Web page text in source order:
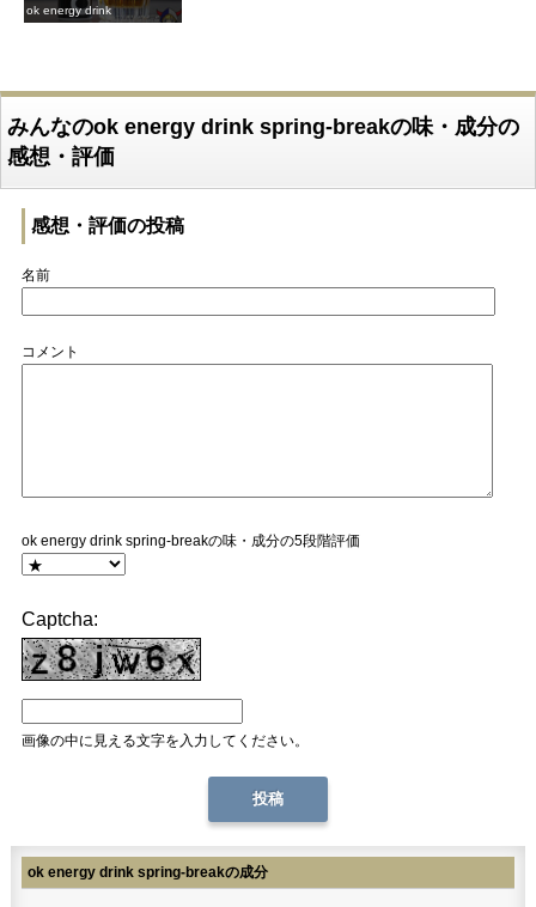
ok energy drink
みんなのok energy drink spring-breakの味・成分の
感想・評価
感想・評価の投稿
名前
コメント
ok energy drink spring-breakの味・成分の5段階評価
Captcha:
画像の中に見える文字を入力してください。
ok energy drink spring-breakの成分